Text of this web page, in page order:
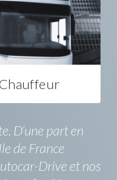
D’une part en
de France
Drive et nos